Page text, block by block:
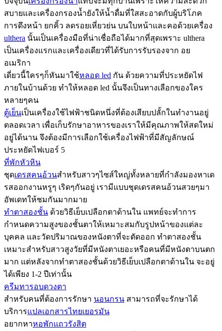
สบายและเครื่องกรองน้ำยังให้น้ำดื่มที่ใสสะอาดกับผู้บริโภค
การดึงหน้า ยกคิ้ว ลดรอยเหี่ยวย่น บนใบหน้าและคอด้วยเครื่อง
ulthera นั้นเป็นเครื่องมือที่น่าเชื่อถือได้มากที่สุดเพราะ ulthera
เป็นเครื่องแรกและเครื่องเดียวที่ได้รับการรับรองจาก อย
อเมริกา
เดี่ยวนี้ใครๆก็หันมาใช้หลอด led กัน ด้วยความที่ประหยัดไฟ
ภายในบ้านด้วย ทำให้หลอด led นั้นจึงเป็นทางเลือกของใคร
หลายๆคน
ตู้เย็นเป็นเครื่องใช้ไฟฟ้าชนิดหนึ่งที่ต้องเสียบปลั้กในทำงานอยู่
ตลอดเวลา เพื่อเก็บรักษาอาหารของเราให้มีคุณภาพให้สดใหม่
อยู่ได้นาน จึงต้องมีการเลือกใช้เครื่องไฟฟ้าที่มีสัญลักษณ์
ประหยัดไฟเบอร์ 5
ที่พักหัวหิน
ชุดเดรสคนอ้วนสำหรับสาวๆไซส์ใหญ่ทั้งหลายที่กำลังมองหาเด
รสออกงานหรูๆ เริดๆกันอยู่ เรามีแบบชุดเดรสคนอ้วนสวยๆมา
อัพเดทให้ชมกันมากมาย
ทำตาสองชั้น ด้วยวิธีเย็บเปลือกตาด้านใน แพทย์จะทำการ
กำหนดความสูงของชั้นตาให้เหมาะสมกับรูปหน้าของแต่ละ
บุคคล และวัดปริมาณของหนังตาที่จะตัดออก ทำตาสองชั้น
เหมาะสำหรับสาวสูงวัยที่มีหนังตาเยอะหรือคนที่มีหนังตาบนตก
มาก แต่หลังจากทำตาสองชั้นด้วยวิธีเย็บเปลือกตาด้านใน จะอยู่
ได้เพียง 1-2 ปีเท่านั้น
ครีมทารอบดวงตา
สำหรับคนที่ต้องการรักษา นอนกรน สามารถที่จะรักษาได้
บริการแปลเอกสารไทยเยอรมัน
อยากหาหอพักแถวรังสิต